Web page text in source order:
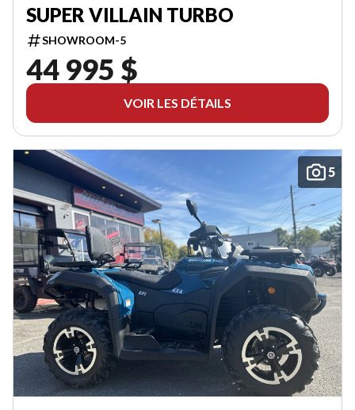
SUPER VILLAIN TURBO
SHOWROOM-5
44 995 $
VOIR LES DÉTAILS
5